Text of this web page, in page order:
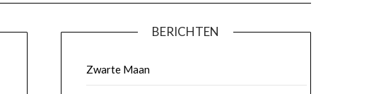
BERICHTEN
Zwarte Maan